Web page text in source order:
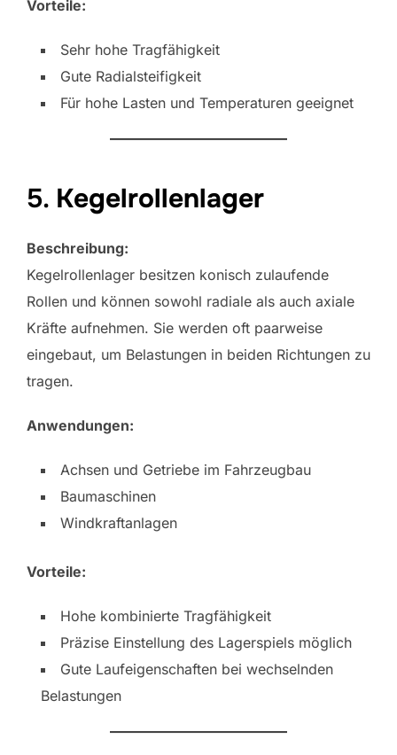
Vorteile:
Sehr hohe Tragfähigkeit
Gute Radialsteifigkeit
Für hohe Lasten und Temperaturen geeignet
5. Kegelrollenlager
Beschreibung:
Kegelrollenlager besitzen konisch zulaufende
Rollen und können sowohl radiale als auch axiale
Kräfte aufnehmen. Sie werden oft paarweise
eingebaut, um Belastungen in beiden Richtungen zu
tragen.
Anwendungen:
Achsen und Getriebe im Fahrzeugbau
Baumaschinen
Windkraftanlagen
Vorteile:
Hohe kombinierte Tragfähigkeit
Präzise Einstellung des Lagerspiels möglich
Gute Laufeigenschaften bei wechselnden
Belastungen